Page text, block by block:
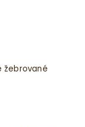
žebrované